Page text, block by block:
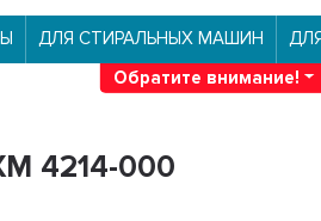
ДЛЯ СТИРАЛЬНЫХ МАШИН
Обратите внимание!
4214-000